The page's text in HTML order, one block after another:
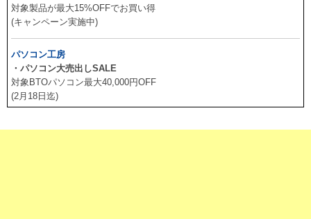
対象製品が最大15%OFFでお買い得
(キャンペーン実施中)
パソコン工房
・パソコン大売出しSALE
対象BTOパソコン最大40,000円OFF
(2月18日迄)